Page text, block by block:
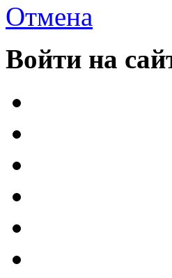
Отмена
Войти на